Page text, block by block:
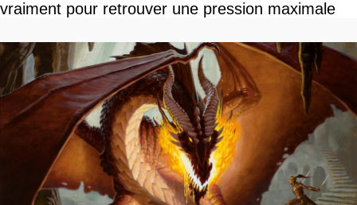
vraiment pour retrouver une pression maximale